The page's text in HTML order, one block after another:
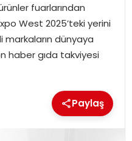
fuarlarından
West 2025’teki yerini
markaların dünyaya
haber gıda takviyesi
Paylaş